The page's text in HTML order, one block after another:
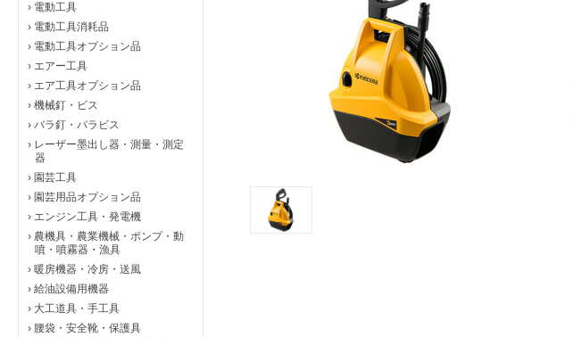
› 電動工具
› 電動工具消耗品
› 電動工具オプション品
› エアー工具
› エア工具オプション品
› 機械釘・ビス
› バラ釘・バラビス
› レーザー墨出し器・測量・測定
器
› 園芸工具
› 園芸用品オプション品
› エンジン工具・発電機
› 農機具・農業機械・ポンプ・動
噴・噴霧器・漁具
› 暖房機器・冷房・送風
› 給油設備用機器
› 大工道具・手工具
› 腰袋・安全靴・保護具